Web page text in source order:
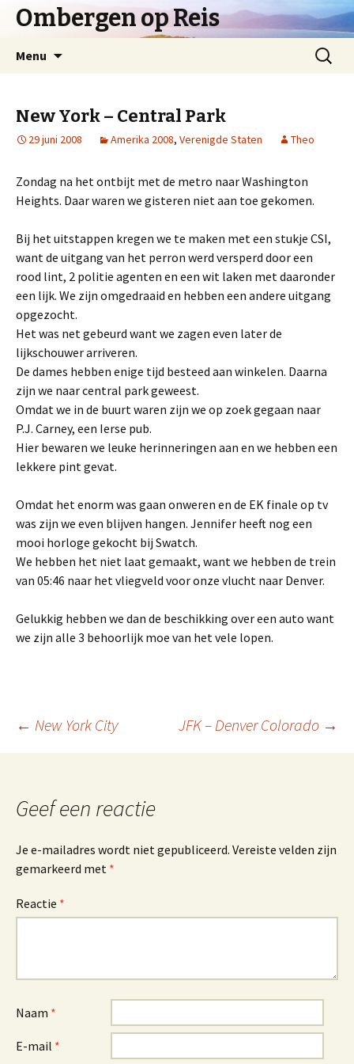
Ombergen op Reis
Menu
Zoeken
naar:
New York – Central Park
29 juni 2008 Amerika 2008, Verenigde Staten Theo
Zondag na het ontbijt met de metro naar Washington
Heights. Daar waren we gisteren niet aan toe gekomen.
Bij het uitstappen kregen we te maken met een stukje CSI,
want de uitgang van het perron werd versperd door een
rood lint, 2 politie agenten en een wit laken met daaronder
een lijk. We zijn omgedraaid en hebben een andere uitgang
opgezocht.
Het was net gebeurd want we zagen even later de
lijkschouwer arriveren.
De dames hebben enige tijd besteed aan winkelen. Daarna
zijn we naar central park geweest.
Omdat we in de buurt waren zijn we op zoek gegaan naar
P.J. Carney, een Ierse pub.
Hier bewaren we leuke herinneringen aan en we hebben een
lekkere pint gevat.
Omdat het enorm was gaan onweren en de EK finale op tv
was zijn we even blijven hangen. Jennifer heeft nog een
mooi horloge gekocht bij Swatch.
We hebben het niet laat gemaakt, want we hebben de trein
van 05:46 naar het vliegveld voor onze vlucht naar Denver.
Gelukkig hebben we dan de beschikking over een auto want
we zijn alle 3 behoorlijk moe van het vele lopen.
Berichtnavigatie
← New York City JFK – Denver Colorado →
Geef een reactie
Je e-mailadres wordt niet gepubliceerd. Vereiste velden zijn
gemarkeerd met *
Reactie *
Naam *
E-mail *